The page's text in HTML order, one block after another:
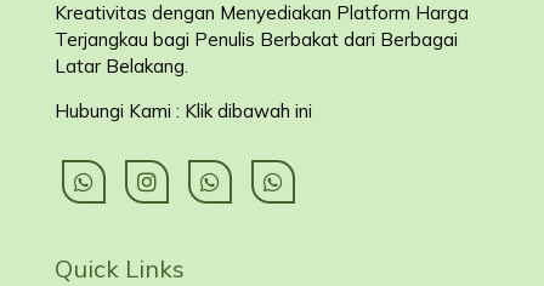
Kreativitas dengan Menyediakan Platform Harga
Terjangkau bagi Penulis Berbakat dari Berbagai
Latar Belakang.
Hubungi Kami : Klik dibawah ini
Quick Links